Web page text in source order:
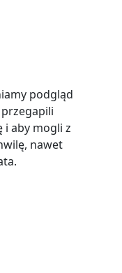
podgląd
i aby mogli z
nawet